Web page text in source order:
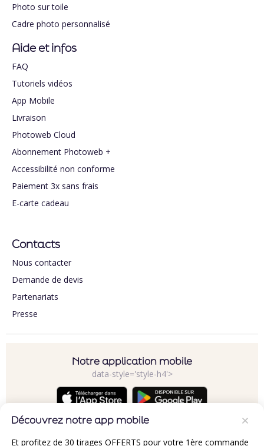
Photo sur toile
Cadre photo personnalisé
Aide et infos
FAQ
Tutoriels vidéos
App Mobile
Livraison
Photoweb Cloud
Abonnement Photoweb +
Accessibilité non conforme
Paiement 3x sans frais
E-carte cadeau
Contacts
Nous contacter
Demande de devis
Partenariats
Presse
Notre application mobile
data-style='style-h4'>
Découvrez notre app mobile
Et profitez de 30 tirages OFFERTS pour votre 1ère commande